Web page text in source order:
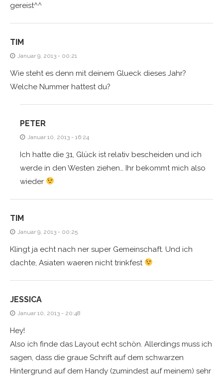
gereist^^
TIM
Januar 9, 2013 - 00:21
Wie steht es denn mit deinem Glueck dieses Jahr?
Welche Nummer hattest du?
PETER
Januar 10, 2013 - 16:24
Ich hatte die 31, Glück ist relativ bescheiden und ich
werde in den Westen ziehen… Ihr bekommt mich also
wieder
TIM
Januar 9, 2013 - 00:25
Klingt ja echt nach ner super Gemeinschaft. Und ich
dachte, Asiaten waeren nicht trinkfest
JESSICA
Januar 10, 2013 - 20:48
Hey!
Also ich finde das Layout echt schön. Allerdings muss ich
sagen, dass die graue Schrift auf dem schwarzen
Hintergrund auf dem Handy (zumindest auf meinem) sehr